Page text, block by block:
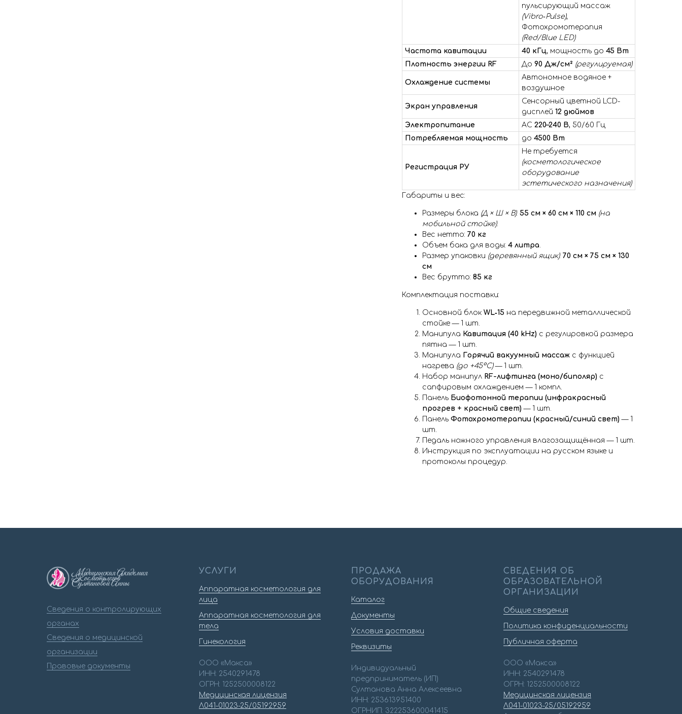
пульсирующий массаж
(Vibro‑Pulse),
Фотохромотерапия
(Red/Blue LED)
Частота кавитации
40 кГц, мощность до 45 Вт
Плотность энергии RF
До 90 Дж/см² (регулируемая)
Охлаждение системы
Автономное водяное +
воздушное
Экран управления
Сенсорный цветной LCD-
дисплей 12 дюймов
Электропитание
AC 220–240 В, 50/60 Гц
Потребляемая мощность
до 4500 Вт
Регистрация РУ
Не требуется
(косметологическое
оборудование
эстетического назначения)
Габариты и вес:
Размеры блока (Д × Ш × В): 55 см × 60 см × 110 см (на
мобильной стойке).
Вес нетто: 70 кг
Объем бака для воды: 4 литра.
Размер упаковки (деревянный ящик): 70 см × 75 см × 130
см
Вес брутто: 85 кг
Комплектация поставки:
Основной блок WL‑15 на передвижной металлической
стойке — 1 шт.
Манипула Кавитация (40 kHz) с регулировкой размера
пятна — 1 шт.
Манипула Горячий вакуумный массаж с функцией
нагрева (до +45°C)— 1 шт.
Набор манипул RF-лифтинга (моно/биполяр) с
сапфировым охлаждением — 1 компл.
Панель Биофотонной терапии (инфракрасный
прогрев + красный свет) — 1 шт.
Панель Фотохромотерапии (красный/синий свет) — 1
шт.
Педаль ножного управления влагозащищённая — 1 шт.
Инструкция по эксплуатации на русском языке и
протоколы процедур.
Сведения о контролирующих
органах
Сведения о медицинской
организации
Правовые документы
УСЛУГИ
Аппаратная косметология для
лица
Аппаратная косметология для
тела
Гинекология
ООО «Макса»
ИНН: 2540291478
ОГРН: 1252500008122
Медицинская лицензия
Л041-01023-25/05192959
ПРОДАЖА
ОБОРУДОВАНИЯ
Каталог
Документы
Условия доставки
Реквизиты
Индивидуальный
предприниматель (ИП)
Султанова Анна Алексеевна
ИНН: 253613951400
ОГРНИП: 322253600041415
СВЕДЕНИЯ ОБ
ОБРАЗОВАТЕЛЬНОЙ
ОРГАНИЗАЦИИ
Общие сведения
Политика конфиденциальности
Публичная оферта
ООО «Макса»
ИНН: 2540291478
ОГРН: 1252500008122
Медицинская лицензия
Л041-01023-25/05192959